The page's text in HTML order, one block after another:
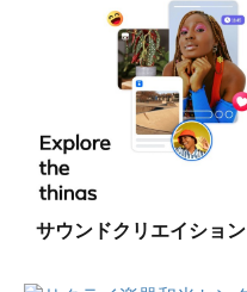
サウンドクリエイショ